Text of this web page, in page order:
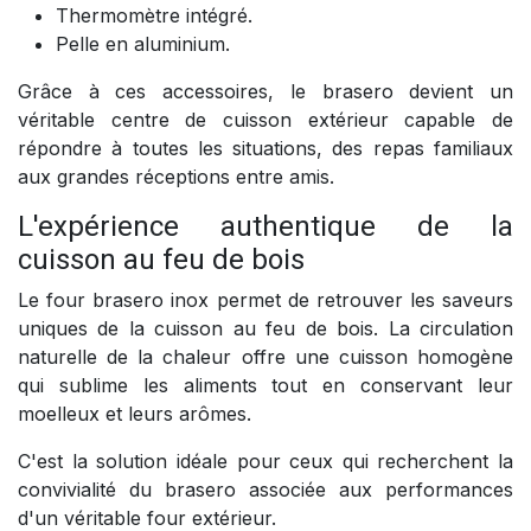
Thermomètre intégré.
Pelle en aluminium.
Grâce à ces accessoires, le brasero devient un
véritable centre de cuisson extérieur capable de
répondre à toutes les situations, des repas familiaux
aux grandes réceptions entre amis.
L'expérience authentique de la
cuisson au feu de bois
Le four brasero inox permet de retrouver les saveurs
uniques de la cuisson au feu de bois. La circulation
naturelle de la chaleur offre une cuisson homogène
qui sublime les aliments tout en conservant leur
moelleux et leurs arômes.
C'est la solution idéale pour ceux qui recherchent la
convivialité du brasero associée aux performances
d'un véritable four extérieur.